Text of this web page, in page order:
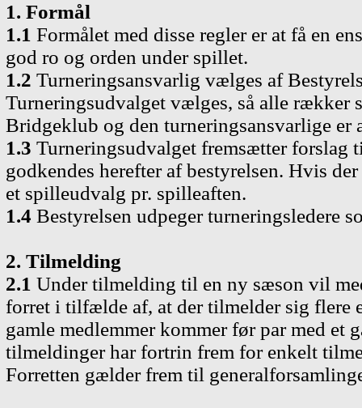
1. Formål
1.1 Formålet med disse regler er at få en
god ro og orden under spillet.
1.2 Turneringsansvarlig vælges af
Turneringsudvalget vælges, så alle rækker
Bridgeklub og den turneringsansvarlige er
1.3 Turneringsudvalget fremsætter forslag
godkendes herefter af bestyrelsen. Hvis
et spilleudvalg pr. spilleaften.
1.4 Bestyrelsen udpeger turneringsledere
2. Tilmelding
2.1 Under tilmelding til en ny sæson vil
forret i tilfælde af, at der tilmelder sig flere
gamle medlemmer kommer før par med et
tilmeldinger har fortrin frem for enkelt
Forretten gælder frem til